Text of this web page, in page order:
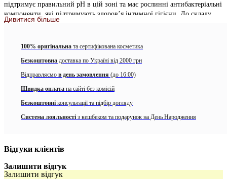
підтримує правильний рН в цій зоні та має рослинні антибактеріальні
компоненти, які підтримують здоров’я інтимної гігієни. До складу
входять м’які сучасні ПАР, які ніжно очищують делікатну зону, не
компоненти (чайне дерево, полин та хризантема) для захисту від
патогенних мікробів та біотичний комплекс для підтримання здорової
мікрофлори. Ніжна текстура пінки має слабокислий рН 4,5 , тому
засіб не порушує природню мікрофлору інтимної зони.
CU Dr.Solution Daisy Lady Washотримав підтверджуючий
веганським! Засіб не тестується на тваринах, не містить продукти
тваринного походження, а також не містить шкідливих інгредієнтів,
У комплекті додається
м’яко очищує, не викликаючи сухості
Дивитися більше
100% оригінальна та сертифікована косметика
Безкоштовна доставка по Україні від 2000 грн
Відправляємо в день замовлення (до 16:00)
Швидка оплата на сайті без комісій
Безкоштовні консультації та підбір догляду
Система лояльності з кешбеком та подарунок на День Народження
Відгуки клієнтів
Залишити відгук
Залишити відгук